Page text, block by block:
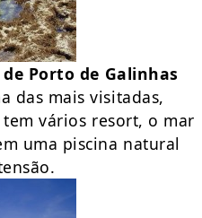
de Porto de Galinhas
das mais visitadas,
vários resort, o mar
uma piscina natural